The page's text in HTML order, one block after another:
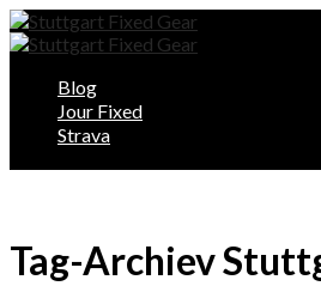
Blog
Jour Fixed
Strava
Tag-Archiev